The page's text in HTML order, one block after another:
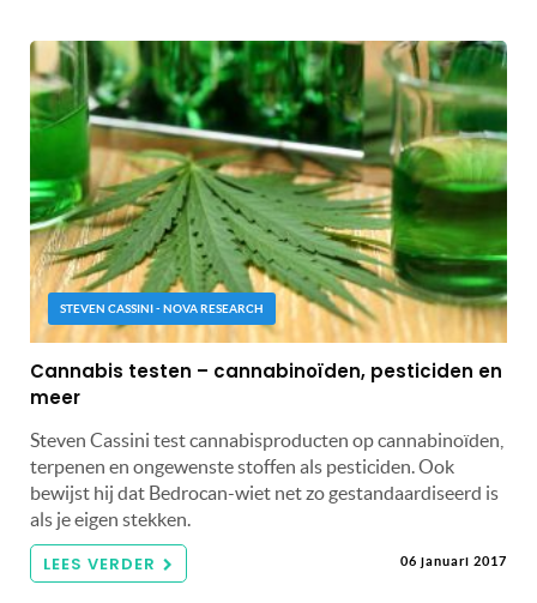
STEVEN CASSINI - NOVA RESEARCH
Cannabis testen – cannabinoïden, pesticiden en
meer
Steven Cassini test cannabisproducten op cannabinoïden,
terpenen en ongewenste stoffen als pesticiden. Ook
bewijst hij dat Bedrocan-wiet net zo gestandaardiseerd is
als je eigen stekken.
LEES VERDER 06 januari 2017